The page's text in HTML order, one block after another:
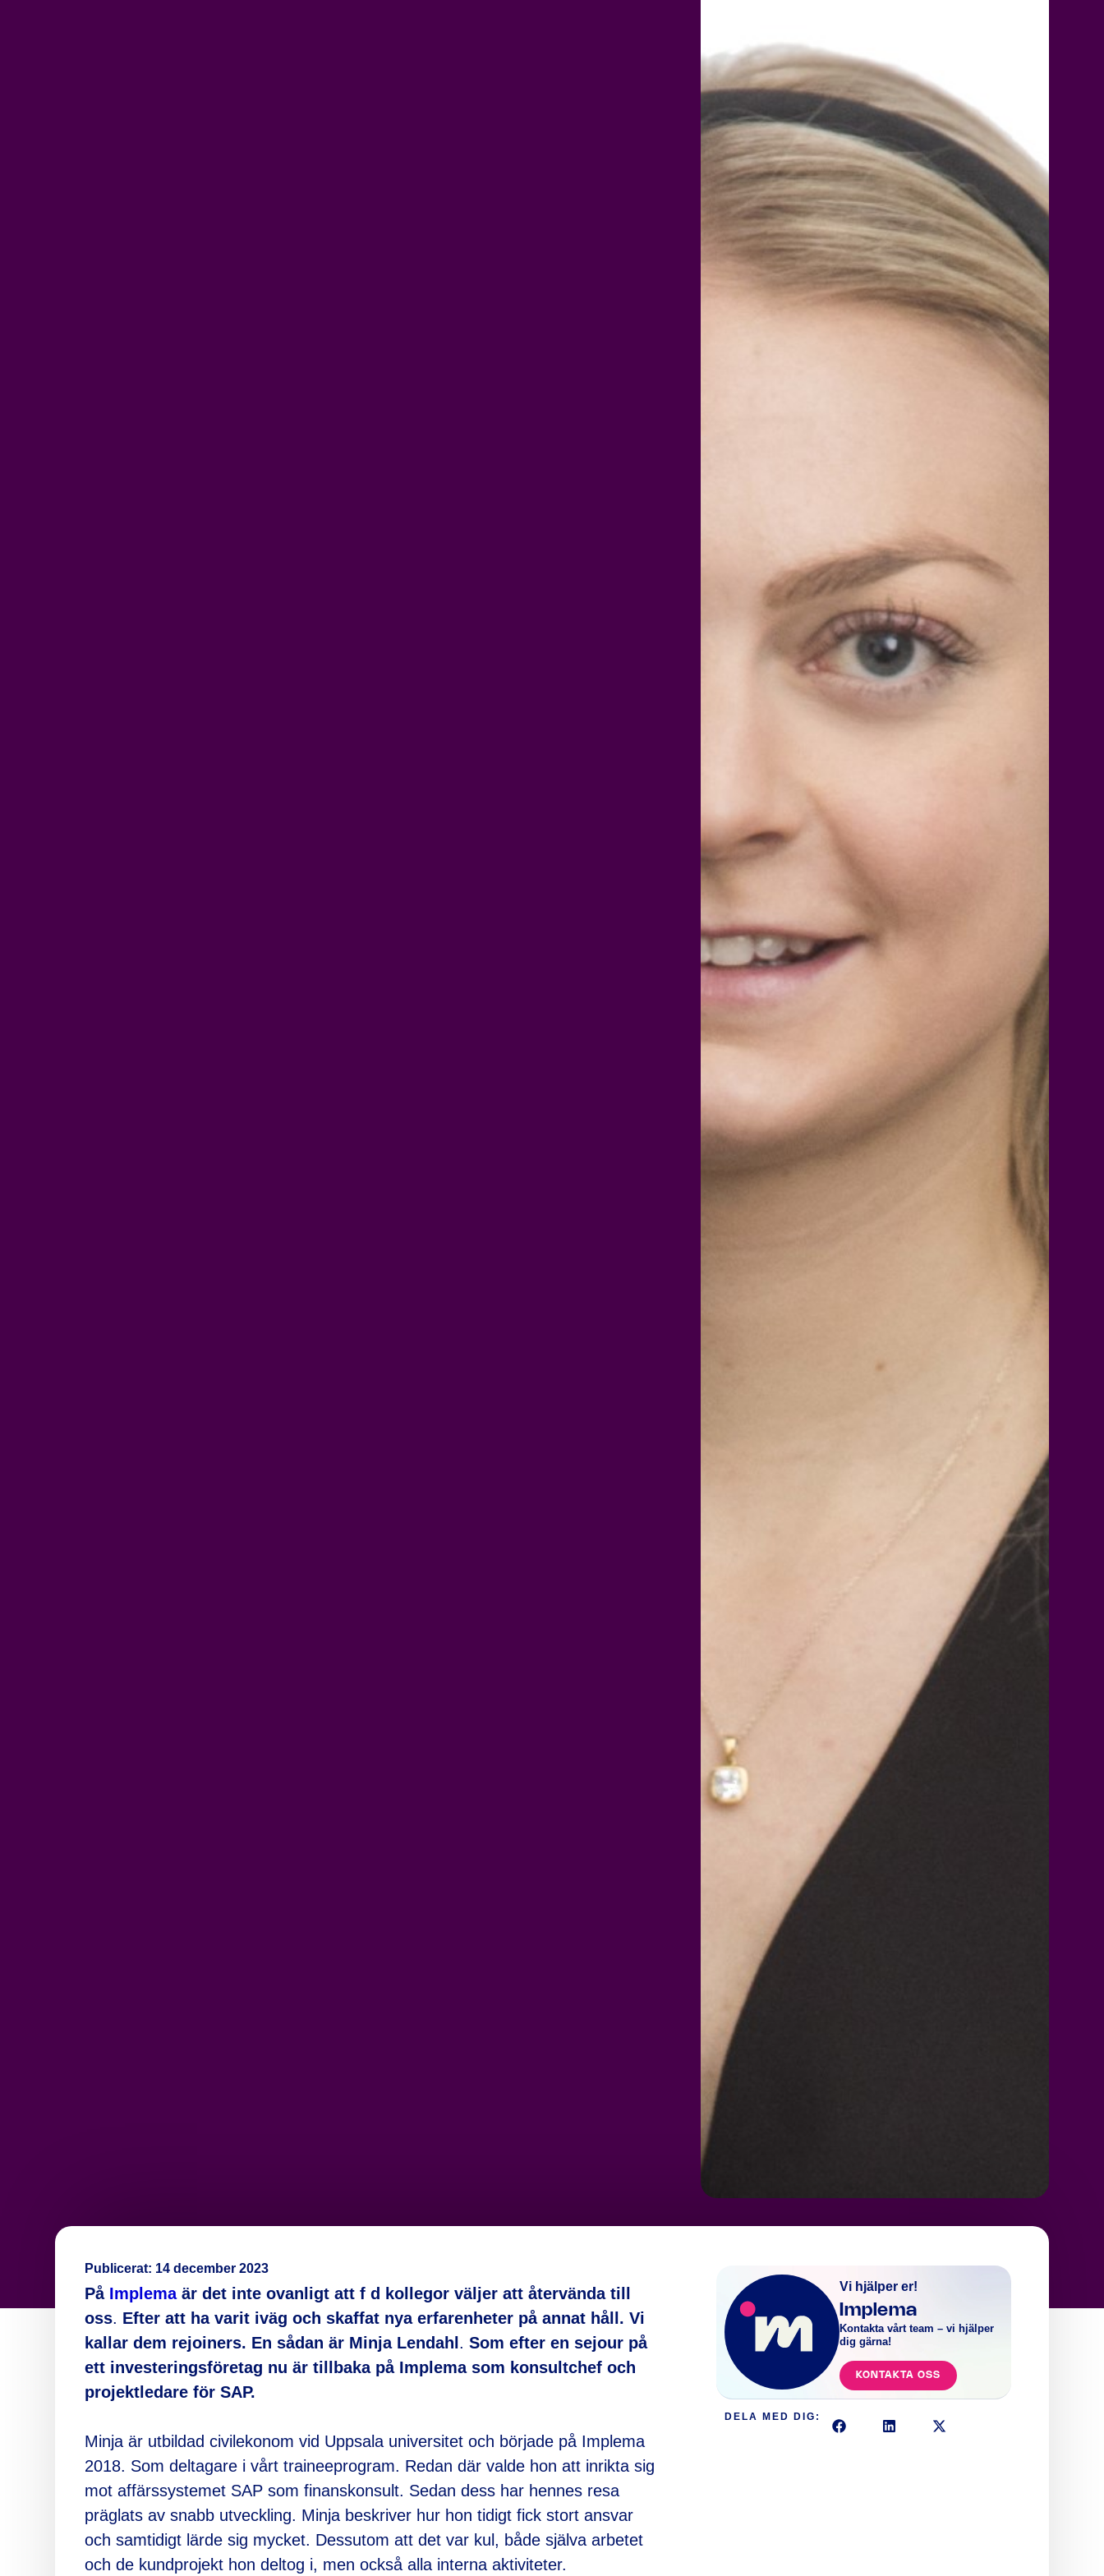
Publicerat: 14 december 2023
På Implemaär det inte ovanligt att f d kollegor väljer att återvända till
oss. Efter att ha varit iväg och skaffat nya erfarenheter på annat håll. Vi
kallar dem rejoiners. En sådan är Minja Lendahl . Som efter en sejour på
ett investeringsföretag nu är tillbaka på Implema som konsultchef och
projektledare för SAP.
Minja är utbildad civilekonom vid Uppsala universitet och började på Implema
2018. Som deltagare i vårt traineeprogram. Redan där valde hon att inrikta sig
mot affärssystemet SAP som finanskonsult. Sedan dess har hennes resa
präglats av snabb utveckling. Minja beskriver hur hon tidigt fick stort ansvar
och samtidigt lärde sig mycket. Dessutom att det var kul, både själva arbetet
och de kundprojekt hon deltog i, men också alla interna aktiviteter.
Vi hjälper er!
Implema
Kontakta vårt team – vi hjälper
dig gärna!
KONTAKTA OSS
DELA MED DIG: